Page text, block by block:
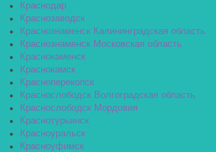
Краснодар
Краснозаводск
Краснознаменск Калининградская область
Краснознаменск Московская область
Краснокаменск
Краснокамск
Красноперекопск
Краснослободск Волгоградская область
Краснослободск Мордовия
Краснотурьинск
Красноуральск
Красноуфимск